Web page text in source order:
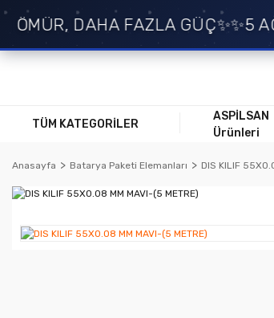
ÖMÜR, DAHA FAZLA GÜÇ✨✨5
TÜM KATEGORİLER
ASPİLSAN
Ürünleri
Anasayfa Batarya Paketi Elemanları DIS KILIF